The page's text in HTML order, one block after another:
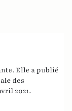
Elle a publié
des
2021.